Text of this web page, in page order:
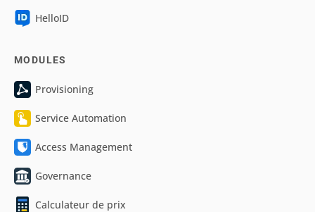
HelloID
MODULES
Provisioning
Service Automation
Access Management
Governance
Calculateur de prix